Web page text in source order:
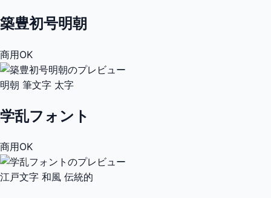
築豊初号明朝
商用OK
明朝 筆文字 太字
学乱フォント
商用OK
江戸文字 和風 伝統的